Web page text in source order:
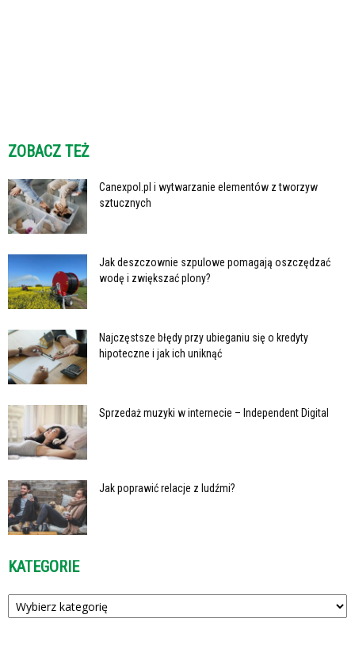
ZOBACZ TEŻ
Canexpol.pl i wytwarzanie elementów z tworzyw
sztucznych
Jak deszczownie szpulowe pomagają oszczędzać
wodę i zwiększać plony?
Najczęstsze błędy przy ubieganiu się o kredyty
hipoteczne i jak ich uniknąć
Sprzedaż muzyki w internecie – Independent Digital
Jak poprawić relacje z ludźmi?
KATEGORIE
Kategorie